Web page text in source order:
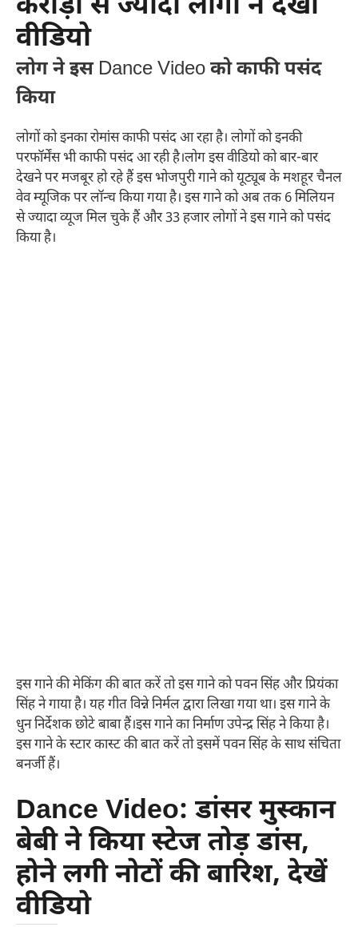
वीडियो
लोग ने इस Dance Videoको काफी पसंद
किया
लोगों को इनका रोमांस काफी पसंद आ रहा है। लोगों को इनकी
परफॉर्मेंस भी काफी पसंद आ रही है।लोग इस वीडियो को बार-बार
देखने पर मजबूर हो रहे हैं इस भोजपुरी गाने को यूट्यूब के मशहूर चैनल
वेव म्यूजिक पर लॉन्च किया गया है। इस गाने को अब तक 6 मिलियन
से ज्यादा व्यूज मिल चुके हैं और 33 हजार लोगों ने इस गाने को पसंद
किया है।
इस गाने की मेकिंग की बात करें तो इस गाने को पवन सिंह और प्रियंका
सिंह ने गाया है। यह गीत विन्ने निर्मल द्वारा लिखा गया था। इस गाने के
धुन निर्देशक छोटे बाबा हैं।इस गाने का निर्माण उपेन्द्र सिंह ने किया है।
इस गाने के स्टार कास्ट की बात करें तो इसमें पवन सिंह के साथ संचिता
बनर्जी हैं।
Dance Video: डांसर मुस्कान
बेबी ने किया स्टेज तोड़ डांस,
होने लगी नोटों की बारिश, देखें
वीडियो